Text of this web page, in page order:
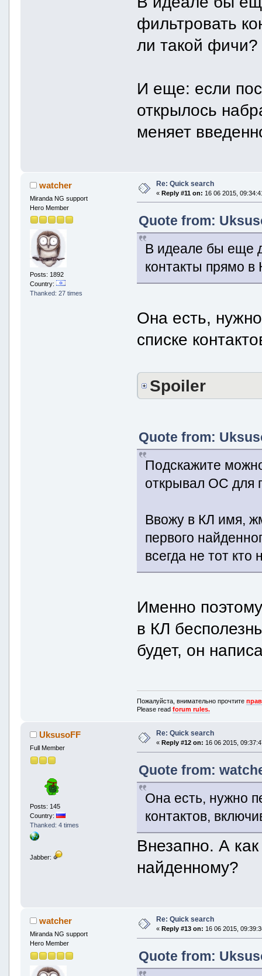
фильтровать
ли такой фичи?
И еще: если
открылось
меняет
watcher
Miranda NG support
Hero Member
Posts: 1892
Country:
Thanked: 27 times
Re: Quick search
« Reply #11 on: 16 06 2015,
Quote from:
В идеале бы еще
контакты прямо в
Она есть,
списке
Spoiler
Quote from:
Подскажите
открывал ОС для
Ввожу в КЛ имя,
первого
всегда не тот кто
Именно
в КЛ
будет, он
Пожалуйста, внимательно прочтите
Please readforum rules.
UksusoFF
Full Member
Posts: 145
Country:
Thanked: 4 times
Jabber:
Re: Quick search
« Reply #12 on: 16 06 2015,
Quote from:
Она есть, нужно
контактов,
Внезапно. А
найденному?
watcher
Miranda NG support
Hero Member
Re: Quick search
« Reply #13 on: 16 06 2015,
Quote from: